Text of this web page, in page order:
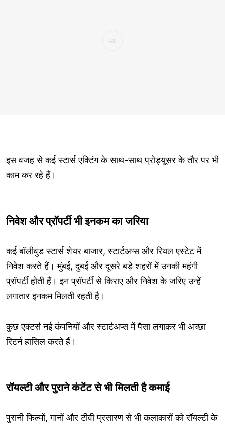
इस वजह से कई स्टार्स एक्टिंग के साथ-साथ प्रोड्यूसर के तौर पर भी
काम कर रहे हैं।
निवेश और प्रॉपर्टी भी इनकम का जरिया
कई बॉलीवुड स्टार्स शेयर बाजार, स्टार्टअप्स और रियल एस्टेट में
निवेश करते हैं। मुंबई, दुबई और दूसरे बड़े शहरों में उनकी महंगी
प्रॉपर्टी होती हैं। इन प्रॉपर्टी से किराए और निवेश के जरिए उन्हें
लगातार इनकम मिलती रहती है।
कुछ एक्टर्स नई कंपनियों और स्टार्टअप्स में पैसा लगाकर भी अच्छा
रिटर्न हासिल करते हैं।
रॉयल्टी और पुराने कंटेंट से भी मिलती है कमाई
पुरानी फिल्मों, गानों और टीवी प्रसारण से भी कलाकारों को रॉयल्टी के